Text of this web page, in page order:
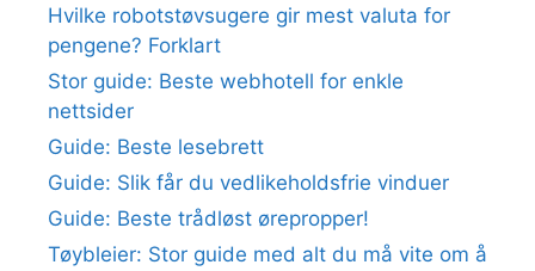
Hvilke robotstøvsugere gir mest valuta for
pengene? Forklart
Stor guide: Beste webhotell for enkle
nettsider
Guide: Beste lesebrett
Guide: Slik får du vedlikeholdsfrie vinduer
Guide: Beste trådløst ørepropper!
Tøybleier: Stor guide med alt du må vite om å